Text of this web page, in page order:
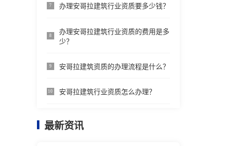
7 办理安哥拉建筑行业资质要多少钱？
8
办理安哥拉建筑行业资质的费用是多
少？
9 安哥拉建筑资质的办理流程是什么？
10 安哥拉建筑行业资质怎么办理？
最新资讯